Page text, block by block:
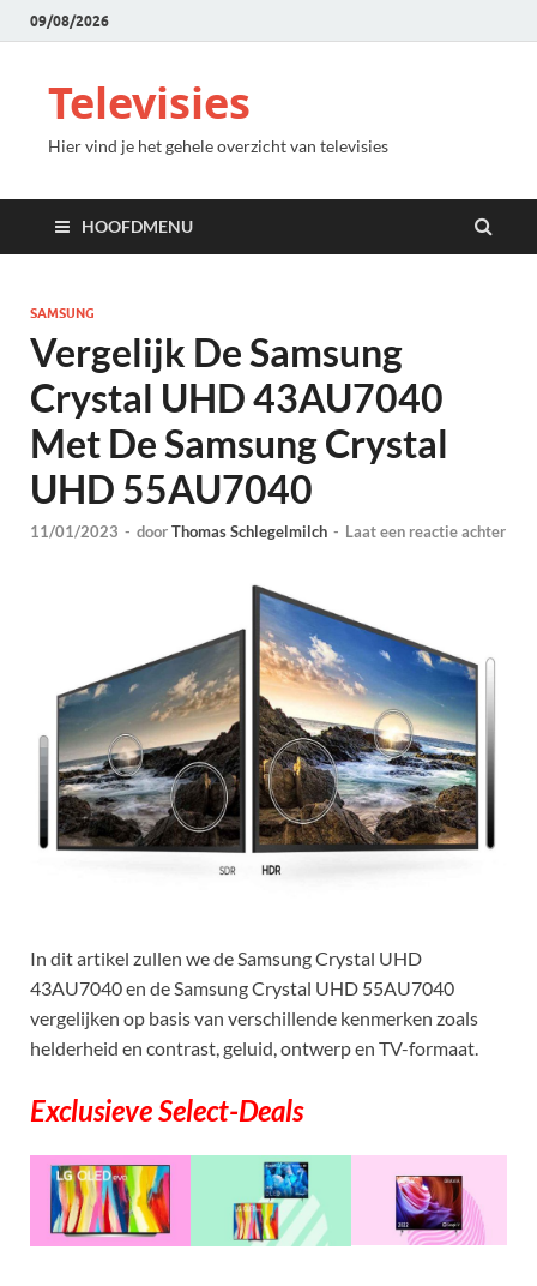
09/08/2026
Televisies
Hier vind je het gehele overzicht van televisies
HOOFDMENU
SAMSUNG
Vergelijk De Samsung
Crystal UHD 43AU7040
Met De Samsung Crystal
UHD 55AU7040
11/01/2023 - doorThomas Schlegelmilch - Laat een reactie achter
In dit artikel zullen we de Samsung Crystal UHD
43AU7040 en de Samsung Crystal UHD 55AU7040
vergelijken op basis van verschillende kenmerken zoals
helderheid en contrast, geluid, ontwerp en TV-formaat.
Exclusieve Select-Deals